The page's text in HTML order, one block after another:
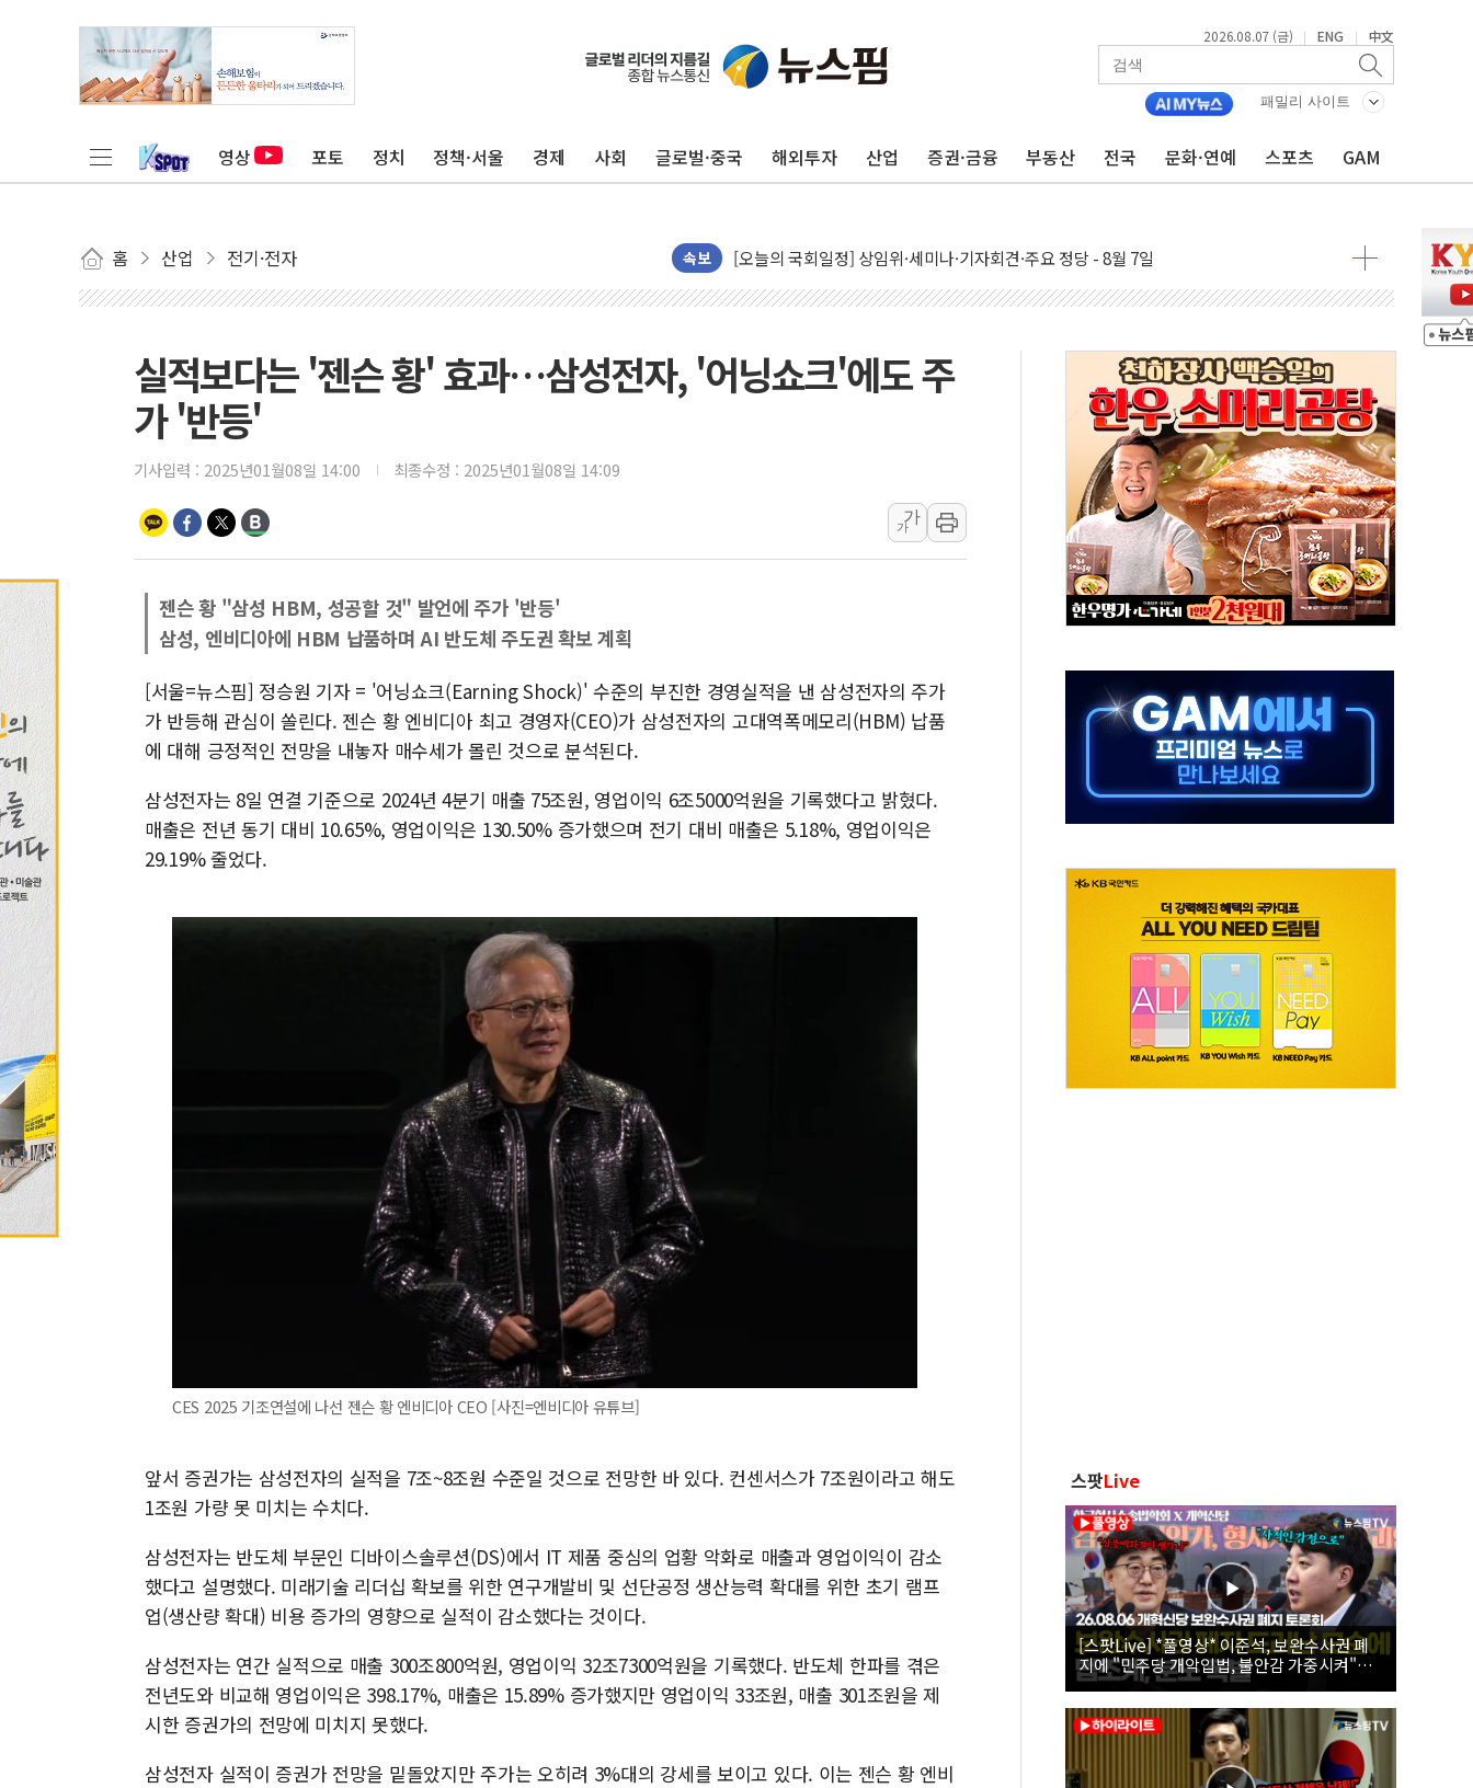
2026.08.07 (금) | ENG | 中文
패밀리 사이트
영상 포토 정치 정책·서울 경제 사회 글로벌·중국 해외투자 산업 증권·금융 부동산 전국 문화·연예 스포츠 GAM
홈 산업 전기·전자 속보
뉴욕증시, 유가·금리 부담에 하락…다우 5거래일 랠리 '마침표'
이란, 오만과 호르무즈 해협 재개방 합의 막바지.."美와 직접 협상 없어"
李대통령, 오늘 부동산 정책 점검 2차 회의…주택 공급 대책 막바지 조율할 듯
[오늘의 정치일정] 8월 7일(금)
이란, 美·이스라엘 선박 호르무즈 통항 제한 추진…美 "통행 막을 권한 없어"
유럽증시, 견조한 실적 소화하며 대부분 상승… "2분기 기업 순이익 21% 증가" 전망
구광모, 내주 실리콘밸리서 젠슨 황 재회…로봇·AI 데이터센터·모빌리티 구체화
뉴욕증시 개장 전 특징주...모더나·아이온큐·도어대시↑ VS 샌디스크·피그마·앱러빈↓
김정관 장관 "영업이익 N% 성과급 반대…상법·자본시장법 개정 논의"
뉴욕증시 프리뷰, 미 주가선물 AI주 차익실현 속 혼조세...웨스턴디지털·샌디스크↓
청와대, 북한 단거리 탄도미사일 발사에 긴급 안보 점검회의
금값 7주 만에 최고…美 고용 둔화·호르무즈 재개방 기대에 강세
[인도증시] 중동 긴장 완화에 실적 호조까지, 상승...호실적 보고 기업 상승세 뚜렷
러, 1인칭시점 드론으로 우크라 민간인 '사파리' 공격… 시민들 공포감 극대화 전략
[베트남 증시] 지수 하락 속 'DGC' 임시 주총 기대감에 홀로 상한가…마진 잔액은 사상 최고
양주 섬유염색공장서 화재 1명 중상…대응 1단계 진압 중
실적보다는 '젠슨 황' 효과…삼성전자, '어닝쇼크'에도 주
가 '반등'
기사입력 : 2025년01월08일 14:00 최종수정 : 2025년01월08일 14:09
가
가
젠슨 황 "삼성 HBM, 성공할 것" 발언에 주가 '반등'
삼성, 엔비디아에 HBM 납품하며 AI 반도체 주도권 확보 계획
[서울=뉴스핌] 정승원 기자 = '어닝쇼크(Earning Shock)' 수준의 부진한 경영실적을 낸 삼성전자의 주가
가 반등해 관심이 쏠린다. 젠슨 황 엔비디아 최고 경영자(CEO)가 삼성전자의 고대역폭메모리(HBM) 납품
에 대해 긍정적인 전망을 내놓자 매수세가 몰린 것으로 분석된다.
삼성전자는 8일 연결 기준으로 2024년 4분기 매출 75조원, 영업이익 6조5000억원을 기록했다고 밝혔다.
매출은 전년 동기 대비 10.65%, 영업이익은 130.50% 증가했으며 전기 대비 매출은 5.18%, 영업이익은
29.19% 줄었다.
CES 2025 기조연설에 나선 젠슨 황 엔비디아 CEO [사진=엔비디아 유튜브]
앞서 증권가는 삼성전자의 실적을 7조~8조원 수준일 것으로 전망한 바 있다. 컨센서스가 7조원이라고 해도
1조원 가량 못 미치는 수치다.
삼성전자는 반도체 부문인 디바이스솔루션(DS)에서 IT 제품 중심의 업황 악화로 매출과 영업이익이 감소
했다고 설명했다. 미래기술 리더십 확보를 위한 연구개발비 및 선단공정 생산능력 확대를 위한 초기 램프
업(생산량 확대) 비용 증가의 영향으로 실적이 감소했다는 것이다.
삼성전자는 연간 실적으로 매출 300조800억원, 영업이익 32조7300억원을 기록했다. 반도체 한파를 겪은
전년도와 비교해 영업이익은 398.17%, 매출은 15.89% 증가했지만 영업이익 33조원, 매출 301조원을 제
시한 증권가의 전망에 미치지 못했다.
삼성전자 실적이 증권가 전망을 밑돌았지만 주가는 오히려 3%대의 강세를 보이고 있다. 이는 젠슨 황 엔비
스팟Live
[스팟Live] *풀영상* 이준석, 보완수사권 폐
지에 "민주당 개악입법, 불안감 가중시켜"｜
26.08.06 개혁신당 보완수사권 폐지 토론회